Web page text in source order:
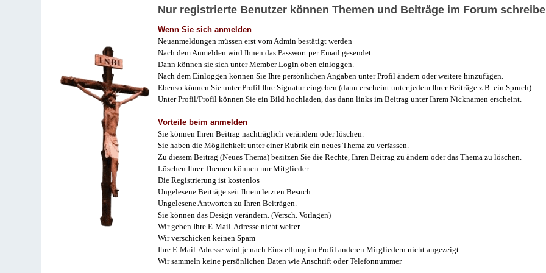
Nur registrierte Benutzer können Themen und Beiträge im Forum
Wenn Sie sich anmelden
Neuanmeldungen müssen erst vom Admin bestätigt werden
Nach dem Anmelden wird Ihnen das Passwort per Email gesendet.
Dann können sie sich unter Member Login oben einloggen.
Nach dem Einloggen können Sie Ihre persönlichen Angaben unter Profil ändern oder weitere hinzufügen.
Ebenso können Sie unter Profil Ihre Signatur eingeben (dann erscheint unter jedem Ihrer Beiträge z.B. ein Spruch)
Unter Profil/Profil können Sie ein Bild hochladen, das dann links im Beitrag unter Ihrem Nicknamen erscheint.
Vorteile beim anmelden
Sie können Ihren Beitrag nachträglich verändern oder löschen.
Sie haben die Möglichkeit unter einer Rubrik ein neues Thema zu verfassen.
Zu diesem Beitrag (Neues Thema) besitzen Sie die Rechte, Ihren Beitrag zu ändern oder das Thema zu löschen.
Löschen Ihrer Themen können nur Mitglieder.
Die Registrierung ist kostenlos
Ungelesene Beiträge seit Ihrem letzten Besuch.
Ungelesene Antworten zu Ihren Beiträgen.
Sie können das Design verändern. (Versch. Vorlagen)
Wir geben Ihre E-Mail-Adresse nicht weiter
Wir verschicken keinen Spam
Ihre E-Mail-Adresse wird je nach Einstellung im Profil anderen Mitgliedern nicht angezeigt.
Wir sammeln keine persönlichen Daten wie Anschrift oder Telefonnummer